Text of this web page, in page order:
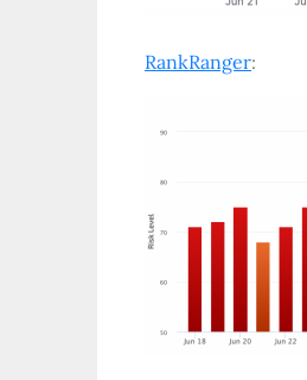
RankRanger: